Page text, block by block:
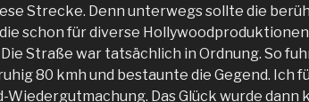
Strecke. Denn unterwegs sollte die
die schon für diverse Hollywoodproduktionen
Straße war tatsächlich in Ordnung. So
80 kmh und bestaunte die Gegend. Ich
Wiedergutmachung. Das Glück wurde dann